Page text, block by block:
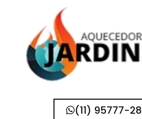
(11) 95777-